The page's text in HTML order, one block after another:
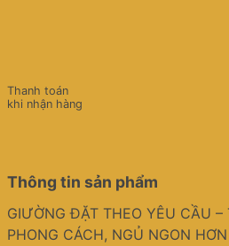
Thanh toán
khi nhận hàng
Thông tin sản phẩm
GIƯỜNG ĐẶT THEO YÊU CẦU –
PHONG CÁCH, NGỦ NGON